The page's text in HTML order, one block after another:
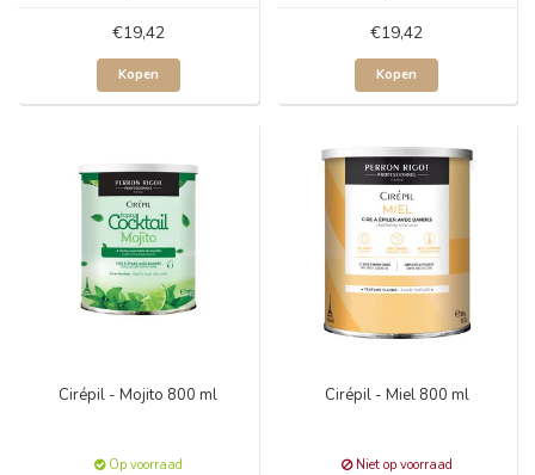
€19,42
Kopen
€19,42
Kopen
Cirépil - Mojito 800 ml
Op voorraad
Cirépil - Miel 800 ml
Niet op voorraad